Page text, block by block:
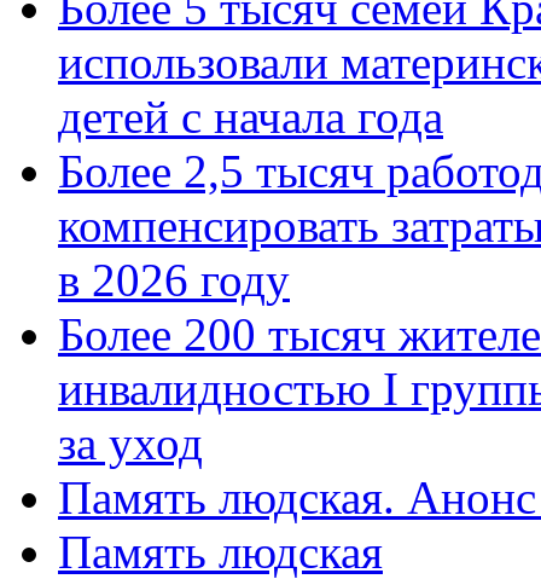
использовали
детей с начала года
Более 2,5 тысяч
компенсировать
в 2026 году
Более 200 тысяч
инвалидностью I
за уход
Память людская.
Память людская